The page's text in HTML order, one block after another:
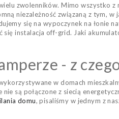
zwolenników. Mimo wszystko
niezależność związaną z tym,
się na wypoczynek na łonie
się instalacja off-grid. Jaki
- z
w domach
nie są połączone z siecią
domu, pisaliśmy w jednym z